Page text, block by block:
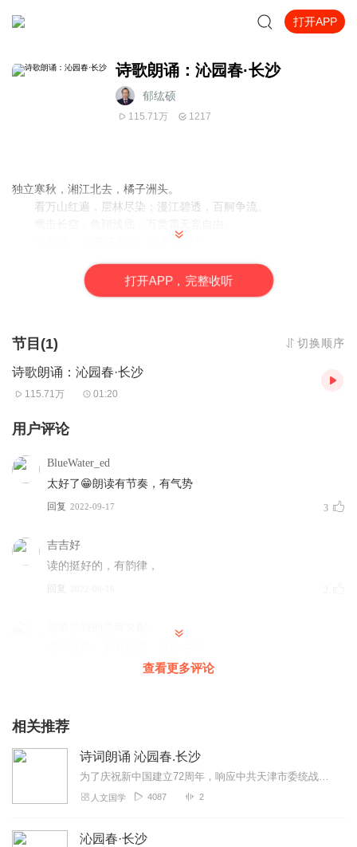
打开APP
诗歌朗诵：沁园春·长沙
郁纮硕
115.71万 1217
独立寒秋，湘江北去，橘子洲头。
看万山红遍，层林尽染；漫江碧透，百舸争流。
怅寥廓， 问苍茫大地，谁主沉浮？
恰同学少年，风华正茂；书生意气，挥斥方遒。
指点江山，激扬文字，粪土当年万户侯。
打开APP，完整收听
节目(1) 切换顺序
诗歌朗诵：沁园春·长沙
115.71万 01:20
用户评论
BlueWater_ed
太好了😁朗读有节奏，有气势
回复 2022-09-17 3
吉吉好
读的挺好的，有韵律，
回复
非常棒，适合高中生背诵时听一下
2024-08-04
听友242681383
2024-04-05
查看更多评论
相关推荐
诗词朗诵 沁园春.长沙
为了庆祝新中国建立72周年，响应中共天津市委统战部、网信办以及天津市注册会计师协会的号召，我踊跃参加了此次“与党同心，向祖国表白”主题诵读活动。我怀着无比崇敬的...
人文国学 4087 2
沁园春·长沙